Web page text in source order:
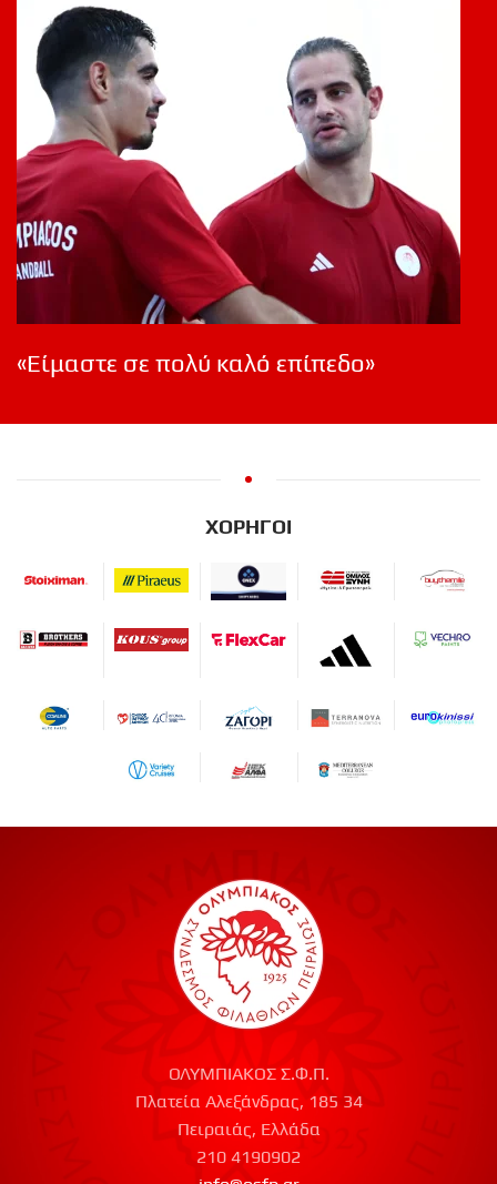
«Είμαστε σε πολύ καλό επίπεδο»
ΧΟΡΗΓΟΙ
ΟΛΥΜΠΙΑΚΟΣ Σ.Φ.Π.
Πλατεία Αλεξάνδρας, 185 34
Πειραιάς, Ελλάδα
210 4190902